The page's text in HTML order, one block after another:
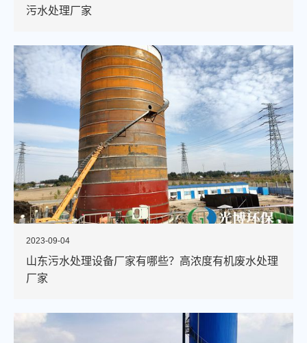
污水处理厂家
2023-09-04
山东污水处理设备厂家有哪些？高浓度有机废水处理
厂家